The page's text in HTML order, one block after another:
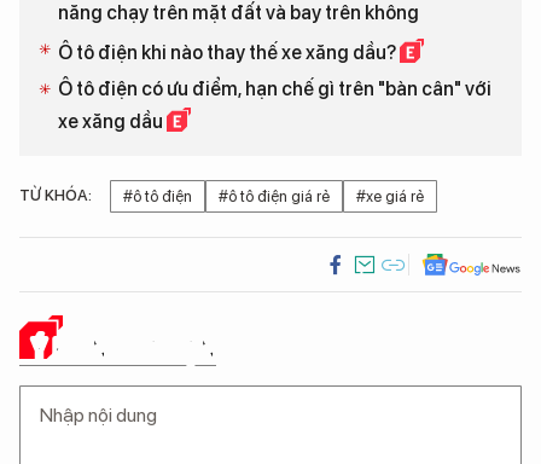
năng chạy trên mặt đất và bay trên không
Ô tô điện khi nào thay thế xe xăng dầu?
Ô tô điện có ưu điểm, hạn chế gì trên "bàn cân" với
xe xăng dầu
TỪ KHÓA: #ô tô điện #ô tô điện giá rẻ #xe giá rẻ
Ý KIẾN CỦA BẠN